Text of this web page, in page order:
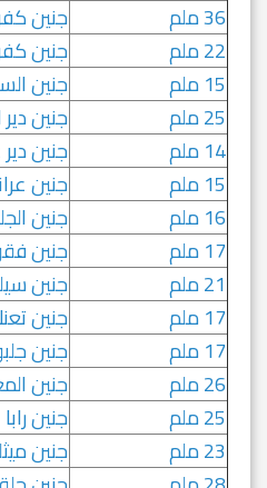
36 ملم
جنين
22 ملم
جنين
15 ملم
جنين
25 ملم
جنين
14 ملم
جنين دير
15 ملم
جنين
16 ملم
جنين
17 ملم
جنين
21 ملم
جنين
17 ملم
جنين
17 ملم
جنين
26 ملم
جنين
25 ملم
جنين رابا
23 ملم
جنين